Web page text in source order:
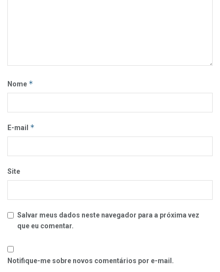
Nome *
E-mail *
Site
Salvar meus dados neste navegador para a próxima vez
que eu comentar.
Notifique-me sobre novos comentários por e-mail.